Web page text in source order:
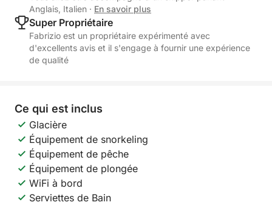
Anglais, Italien · En savoir plus
Super Propriétaire
Fabrizio est un propriétaire expérimenté avec
d'excellents avis et il s'engage à fournir une expérience
de qualité
Ce qui est inclus
Glacière
Équipement de snorkeling
Équipement de pêche
Équipement de plongée
WiFi à bord
Serviettes de Bain